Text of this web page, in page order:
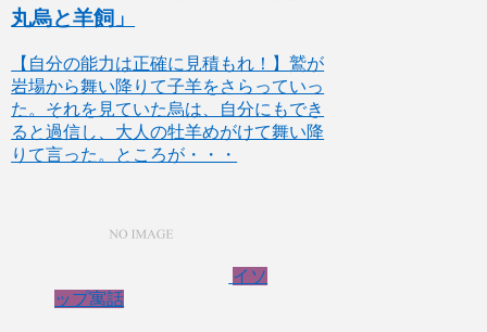
丸烏と羊飼」
【自分の能力は正確に見積もれ！】鷲が
岩場から舞い降りて子羊をさらっていっ
た。それを見ていた烏は、自分にもでき
ると過信し、大人の牡羊めがけて舞い降
りて言った。ところが・・・
イソ
ップ寓話